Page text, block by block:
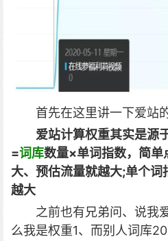
首先在这里讲一下爱站
爱站计算权重其实是源
=词库数量×单词指数，简单
大、预估流量就越大;单个
越大
之前也有兄弟问、说我
么我是权重1、而别人词库